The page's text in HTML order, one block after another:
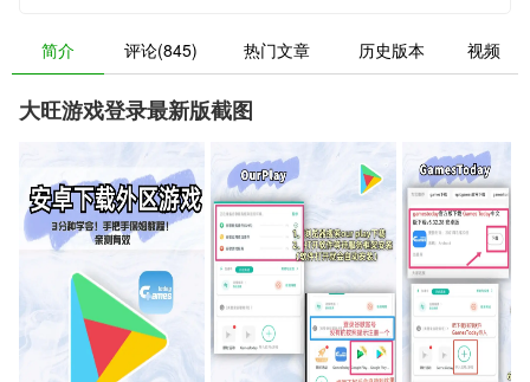
简介 评论(845) 热门文章 历史版本 视频
大旺游戏登录最新版截图